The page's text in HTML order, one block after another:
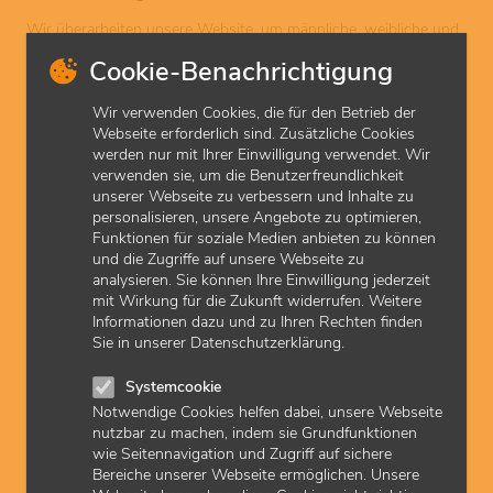
Cookie-Benachrichtigung
Wir verwenden Cookies, die für den Betrieb der
Webseite erforderlich sind. Zusätzliche Cookies
werden nur mit Ihrer Einwilligung verwendet. Wir
verwenden sie, um die Benutzerfreundlichkeit
unserer Webseite zu verbessern und Inhalte zu
personalisieren, unsere Angebote zu optimieren,
Funktionen für soziale Medien anbieten zu können
und die Zugriffe auf unsere Webseite zu
analysieren. Sie können Ihre Einwilligung jederzeit
mit Wirkung für die Zukunft widerrufen. Weitere
Informationen dazu und zu Ihren Rechten finden
Sie in unserer Datenschutzerklärung.
Systemcookie
Notwendige Cookies helfen dabei, unsere Webseite
nutzbar zu machen, indem sie Grundfunktionen
wie Seitennavigation und Zugriff auf sichere
Bereiche unserer Webseite ermöglichen. Unsere
Wir überarbeiten unsere Website, um männliche, weibliche und
Haftungsausschluss
Trotz sorgfältiger inhaltlicher Kontrolle übernehmen wir keine
Haftung für die Inhalte externer Links. Die KVH distanziert sich
ausdrücklich von den Inhalten der aufgerufenen Seiten, die
möglicherweise straf- oder haftungsrechtlich relevant sind oder
gegen die guten Sitten verstoßen. Die Verantwortung liegt
ausschließlich beim Betreiber der jeweiligen Website. Für illegale,
fehlerhafte oder unvollständige Inhalte und insbesondere für
Schäden, die aus der Nutzung oder Nichtnutzung solcherart
dargebotener Informationen entstehen, haftet allein der Anbieter
der Seite, auf welche verwiesen wurde, nicht derjenige, der über
Links auf die jeweilige Veröffentlichung lediglich verweist.
Bitte beachten Sie, dass die KVH auf Inhalte beziehungsweise
Informationen von privaten Drittanbietern (Google und andere)
zu den Standorten, Adressen, Öffnungszeiten, Telefonnummern
und anderem der Zentralen des Ärztlichen Bereitschaftsdienstes
(ÄBD-Zentralen) keinen Einfluss hat. Entsprechende
Internetlinks von Drittanbietern sind durch die KVH nicht